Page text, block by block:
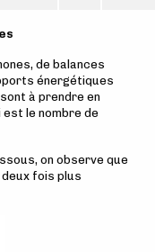
de balances
énergétiques
à prendre en
le nombre de
on observe que
fois plus